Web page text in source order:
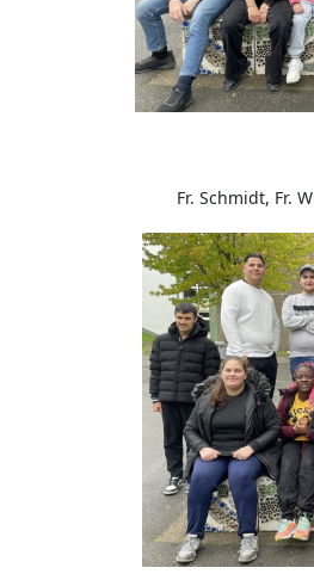
Fr. Schmidt, Fr.